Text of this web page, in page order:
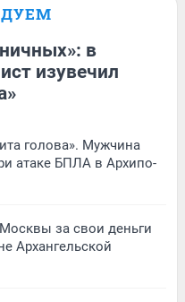
в
изувечил
голова». Мужчина
атаке БПЛА в Архипо-
за свои деньги
Архангельской